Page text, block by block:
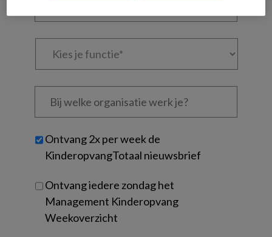
wachtwoord* *
Kies
Bij
welke
je?
Untitled
Ontvang 2x per week de
KinderopvangTotaal nieuwsbrief
Ontvang iedere zondag het
Management Kinderopvang
Weekoverzicht